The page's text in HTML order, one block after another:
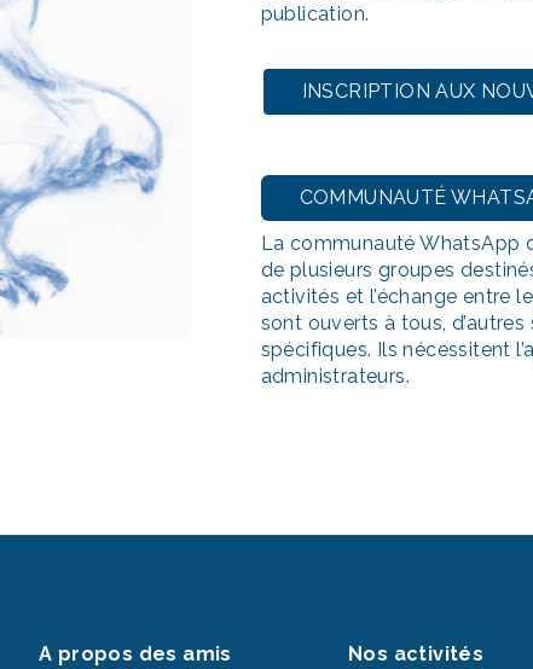
publication.
INSCRIPTION AUX
COMMUNAUTÉ
La communauté WhatsApp
de plusieurs groupes
activités et l’échange entre
sont ouverts à tous,
spécifiques. Ils nécessitent
administrateurs.
A propos des amis Nos activités